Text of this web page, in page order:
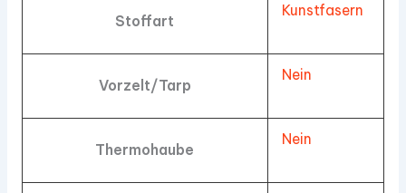
Stoffart
Kunstfasern
Vorzelt/Tarp
Nein
Thermohaube
Nein